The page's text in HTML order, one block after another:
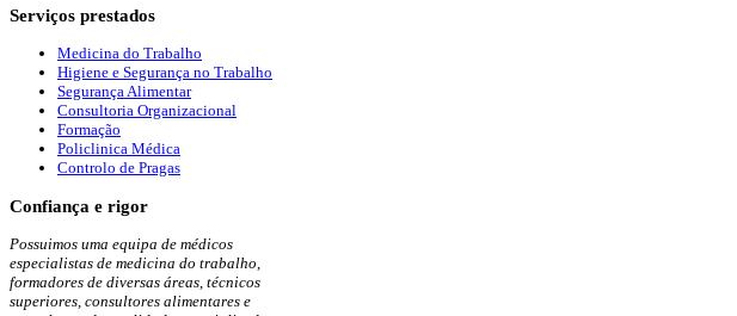
Serviços prestados
Medicina do Trabalho
Higiene e Segurança no Trabalho
Segurança Alimentar
Consultoria Organizacional
Formação
Policlinica Médica
Controlo de Pragas
Confiança e rigor
Possuimos uma equipa de médicos
especialistas de medicina do trabalho,
formadores de diversas áreas, técnicos
superiores, consultores alimentares e